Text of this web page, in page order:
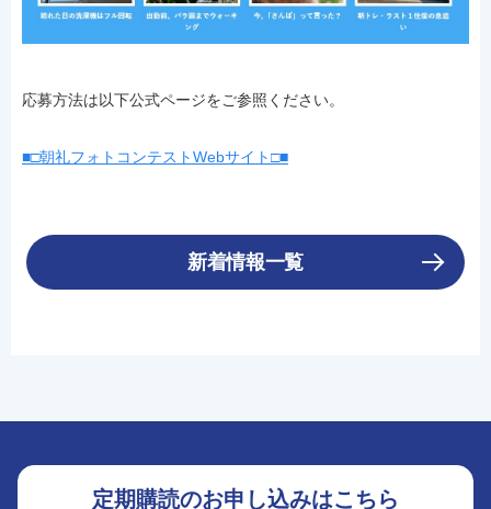
応募方法は以下公式ページをご参照ください。
■□朝礼フォトコンテストWebサイト□■
新着情報一覧
定期購読のお申し込みはこちら